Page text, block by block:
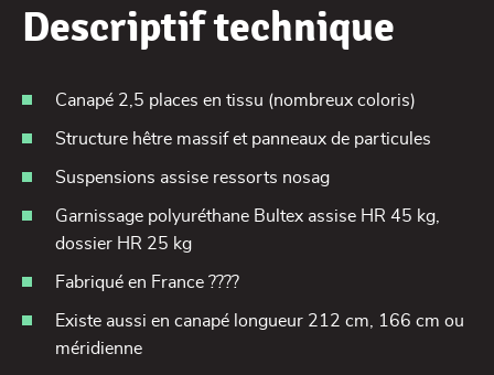
Descriptif technique
Canapé 2,5 places en tissu (nombreux coloris)
Structure hêtre massif et panneaux de particules
Suspensions assise ressorts nosag
Garnissage polyuréthane Bultex assise HR 45 kg,
dossier HR 25 kg
Fabriqué en France ????
Existe aussi en canapé longueur 212 cm, 166 cm ou
méridienne